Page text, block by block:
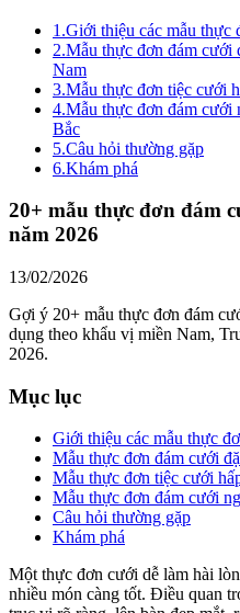
1.Giới thiệu các mẫu thực
2.Mẫu thực đơn đám cưới
Nam
3.Mẫu thực đơn tiệc cưới
4.Mẫu thực đơn đám cưới
Bắc
5.Câu hỏi thường gặp
6.Khám phá
20+ mẫu thực đơn đám
năm 2026
13/02/2026
Gợi ý 20+ mẫu thực đơn đám
dụng theo khẩu vị miền Nam,
2026.
Mục lục
Giới thiệu các mẫu thực
Mẫu thực đơn đám cưới
Mẫu thực đơn tiệc cưới
Mẫu thực đơn đám cưới
Câu hỏi thường gặp
Khám phá
Một thực đơn cưới dễ làm hài
nhiều món càng tốt. Điều quan